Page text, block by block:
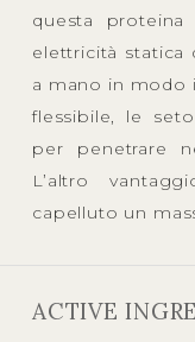
questa proteina
elettricità statica
a mano in modo
flessibile, le
per penetrare
L’altro
capelluto un
ACTIVE